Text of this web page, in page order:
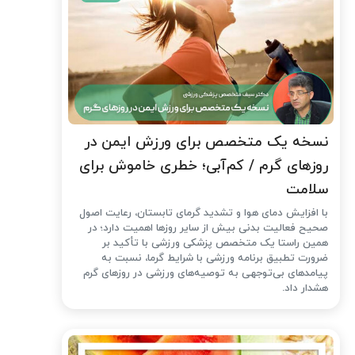
نسخه یک متخصص برای ورزش ایمن در
روزهای گرم / کم‌آبی؛ خطری خاموش برای
سلامت
با افزایش دمای هوا و تشدید گرمای تابستان، رعایت اصول
صحیح فعالیت بدنی بیش از سایر روزها اهمیت دارد؛ در
همین راستا یک متخصص پزشکی ورزشی با تأکید بر
ضرورت تطبیق برنامه ورزشی با شرایط گرما، نسبت به
پیامدهای بی‌توجهی به توصیه‌های ورزشی در روزهای گرم
هشدار داد.